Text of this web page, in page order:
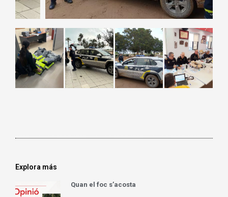
Explora más
Quan el foc s’acosta